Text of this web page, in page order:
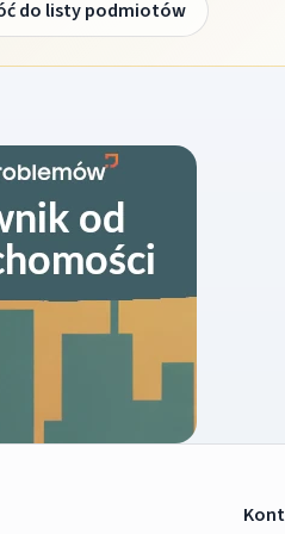
do listy podmiotów